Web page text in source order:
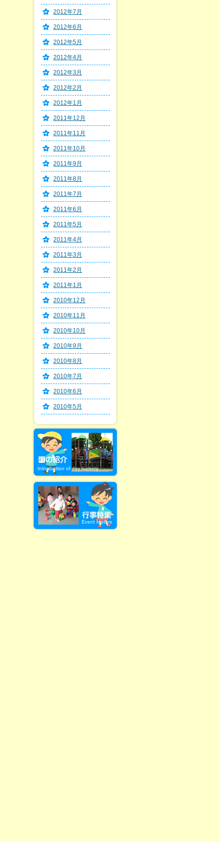
2012年7月
2012年6月
2012年5月
2012年4月
2012年3月
2012年2月
2012年1月
2011年12月
2011年11月
2011年10月
2011年9月
2011年8月
2011年7月
2011年6月
2011年5月
2011年4月
2011年3月
2011年2月
2011年1月
2010年12月
2010年11月
2010年10月
2010年9月
2010年8月
2010年7月
2010年6月
2010年5月